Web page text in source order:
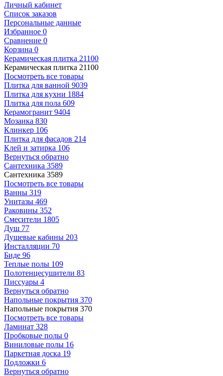
Личный кабинет
Список заказов
Персональные данные
Избранное 0
Сравнение 0
Корзина 0
Керамическая плитка 21100
Керамическая плитка 21100
Посмотреть все товары
Плитка для ванной 9039
Плитка для кухни 1884
Плитка для пола 609
Керамогранит 9404
Мозаика 830
Клинкер 106
Плитка для фасадов 214
Клей и затирка 106
Вернуться обратно
Сантехника 3589
Сантехника 3589
Посмотреть все товары
Ванны 319
Унитазы 469
Раковины 352
Смесители 1805
Душ 77
Душевые кабины 203
Инсталляции 70
Биде 96
Теплые полы 109
Полотенцесушители 83
Писсуары 4
Вернуться обратно
Напольные покрытия 370
Напольные покрытия 370
Посмотреть все товары
Ламинат 328
Пробковые полы 0
Виниловые полы 16
Паркетная доска 19
Подложки 6
Вернуться обратно